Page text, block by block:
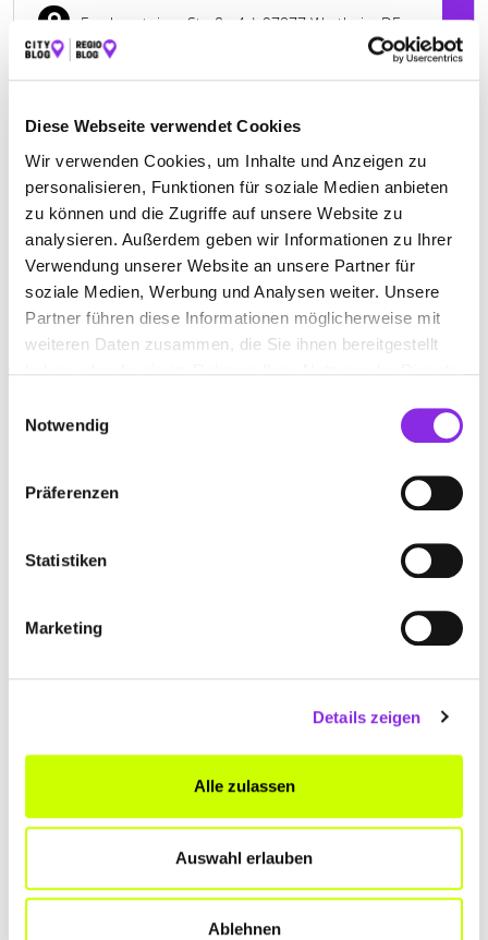
Diese Webseite verwendet Cookies
Wir verwenden Cookies, um Inhalte und Anzeigen zu
personalisieren, Funktionen für soziale Medien anbieten
zu können und die Zugriffe auf unsere Website zu
analysieren. Außerdem geben wir Informationen zu Ihrer
Verwendung unserer Website an unsere Partner für
soziale Medien, Werbung und Analysen weiter. Unsere
Partner führen diese Informationen möglicherweise mit
weiteren Daten zusammen, die Sie ihnen bereitgestellt
Notwendig
Präferenzen
Statistiken
Marketing
Details zeigen
Alle zulassen
Auswahl erlauben
Ablehnen
Frankensteiner Straße 4 | 97877 Wertheim DE
www.wohnstift-hofgarten.de
CARITAS-ALTENPFLEGEHEIM JOHANN
+49934362614000
DRK AMBULANTER PFLEGEDIENST
Mergentheimer Straße 30| 97941
Tauberbischofsheim DE
+499341920560